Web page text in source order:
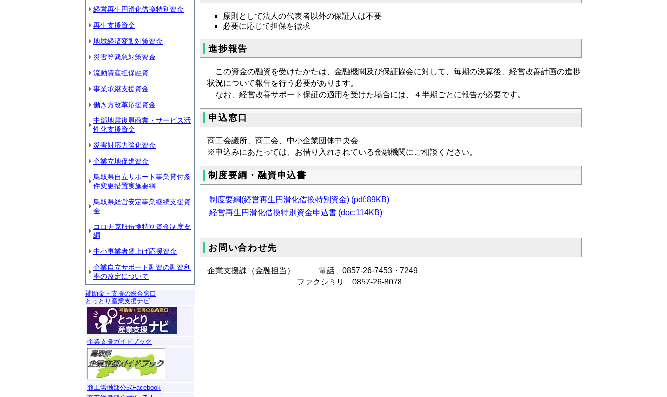
経営再生円滑化借換特別資金
再生支援資金
地域経済変動対策資金
災害等緊急対策資金
流動資産担保融資
事業承継支援資金
働き方改革応援資金
中部地震復興商業・サービス活
性化支援資金
災害対応力強化資金
企業立地促進資金
鳥取県自立サポート事業貸付条
件変更措置実施要綱
鳥取県経営安定事業継続支援資
金
コロナ克服借換特別資金制度要
綱
中小事業者賃上げ応援資金
企業自立サポート融資の融資利
率の改定について
補助金・支援の総合窓口
とっとり産業支援ナビ
企業支援ガイドブック
商工労働部公式Facebook
原則として法人の代表者以外の保証人は不要
必要に応じて担保を徴求
進捗報告
この資金の融資を受けたかたは、金融機関及び保証協会に対して、毎期の決算後、経営改善計画の進捗
状況について報告を行う必要があります。
なお、経営改善サポート保証の適用を受けた場合には、４半期ごとに報告が必要です。
申込窓口
商工会議所、商工会、中小企業団体中央会
※申込みにあたっては、お借り入れされている金融機関にご相談ください。
制度要綱・融資申込書
制度要綱(経営再生円滑化借換特別資金) (pdf:89KB)
経営再生円滑化借換特別資金申込書 (doc:114KB)
お問い合わせ先
企業支援課（金融担当） 電話 0857-26-7453・7249
ファクシミリ 0857-26-8078